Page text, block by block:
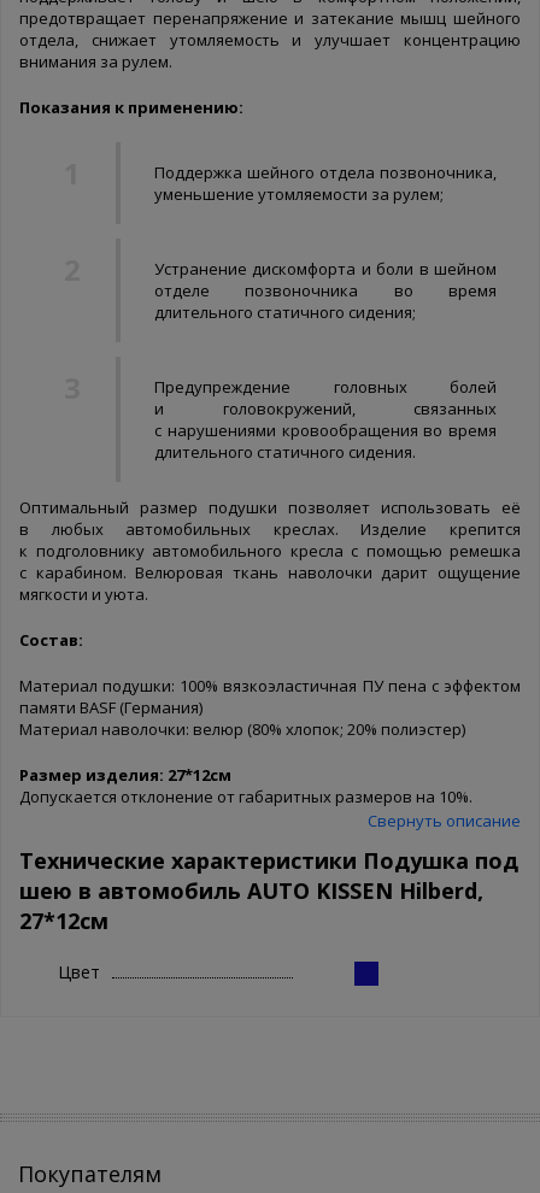
предотвращает перенапряжение и затекание мышц шейного
отдела, снижает утомляемость и улучшает концентрацию
внимания за рулем.
Показания к применению:
Поддержка шейного отдела позвоночника,
уменьшение утомляемости за рулем;
Устранение дискомфорта и боли в шейном
отделе позвоночника во время
длительного статичного сидения;
Предупреждение головных болей
и головокружений, связанных
с нарушениями кровообращения во время
длительного статичного сидения.
Оптимальный размер подушки позволяет использовать её
в любых автомобильных креслах. Изделие крепится
к подголовнику автомобильного кресла с помощью ремешка
с карабином. Велюровая ткань наволочки дарит ощущение
мягкости и уюта.
Состав:
Материал подушки: 100% вязкоэластичная ПУ пена с эффектом
памяти BASF (Германия)
Материал наволочки: велюр (80% хлопок; 20% полиэстер)
Размер изделия: 27*12см
Допускается отклонение от габаритных размеров на 10%.
Свернуть описание
Технические характеристики Подушка под
шею в автомобиль AUTO KISSEN Hilberd,
27*12см
Цвет
Покупателям